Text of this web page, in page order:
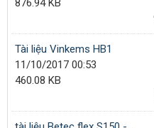
876.94 KB
Tài liệu Vinkems HB1
11/10/2017 00:53
460.08 KB